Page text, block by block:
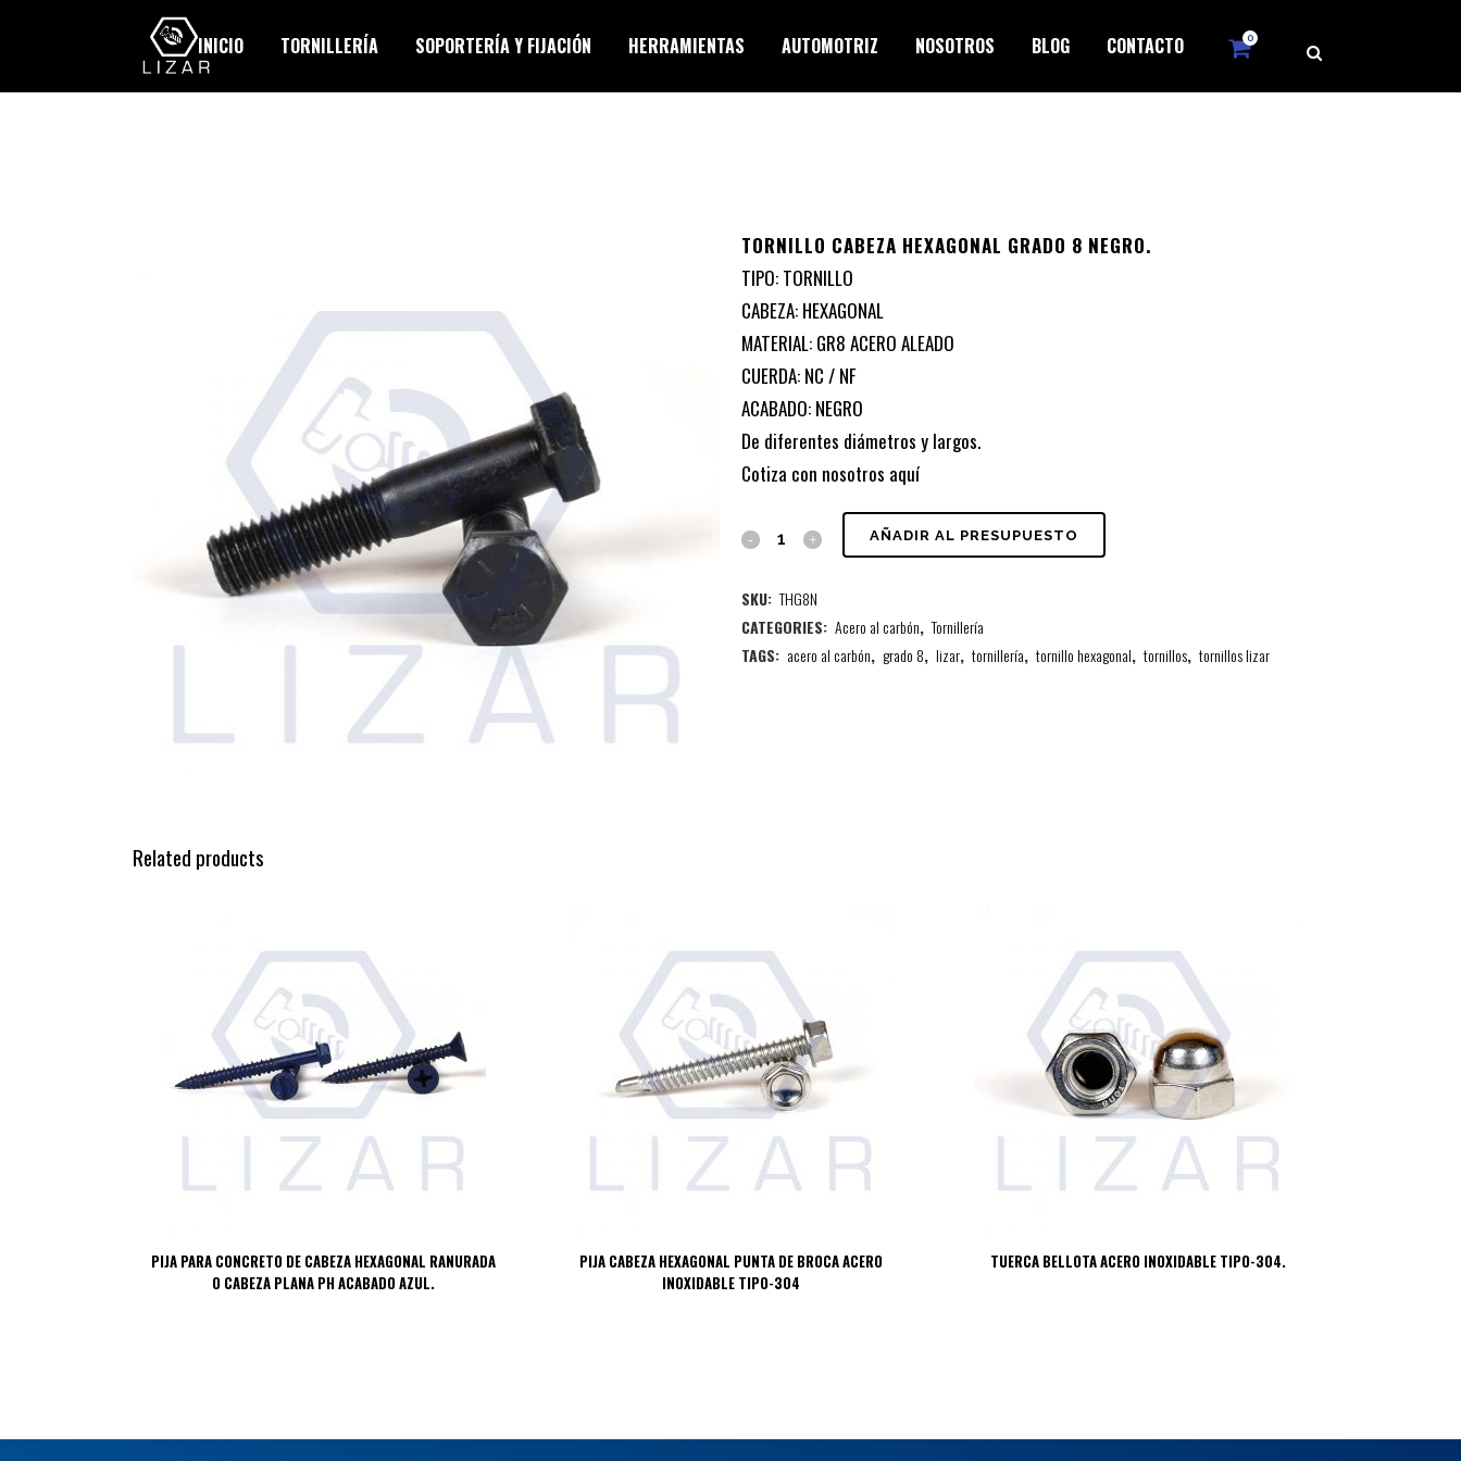
0
INICIO TORNILLERÍA SOPORTERÍA Y FIJACIÓN HERRAMIENTAS AUTOMOTRIZ NOSOTROS BLOG CONTACTO
TORNILLO CABEZA HEXAGONAL GRADO 8 NEGRO.
TIPO: TORNILLO
CABEZA: HEXAGONAL
MATERIAL: GR8 ACERO ALEADO
CUERDA: NC / NF
ACABADO: NEGRO
De diferentes diámetros y largos.
Cotiza con nosotros aquí
AÑADIR AL PRESUPUESTO
SKU: THG8N
CATEGORIES: Acero al carbón, Tornillería
TAGS: acero al carbón, grado 8, lizar, tornillería, tornillo hexagonal, tornillos, tornillos lizar
Related products
PIJA PARA CONCRETO DE CABEZA HEXAGONAL RANURADA
O CABEZA PLANA PH ACABADO AZUL.
PIJA CABEZA HEXAGONAL PUNTA DE BROCA ACERO
INOXIDABLE TIPO-304
TUERCA BELLOTA ACERO INOXIDABLE TIPO-304.